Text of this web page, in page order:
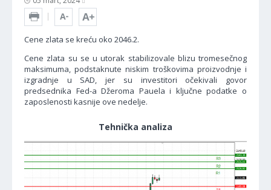
Cene zlata se kreću oko 2046.2.
Cene zlata su se u utorak stabilizovale blizu tromesečnog
maksimuma, podstaknute niskim troškovima proizvodnje i
izgradnje u SAD, jer su investitori očekivali govor
predsednika Fed-a Džeroma Pauela i ključne podatke o
zaposlenosti kasnije ove nedelje.
Tehnička analiza